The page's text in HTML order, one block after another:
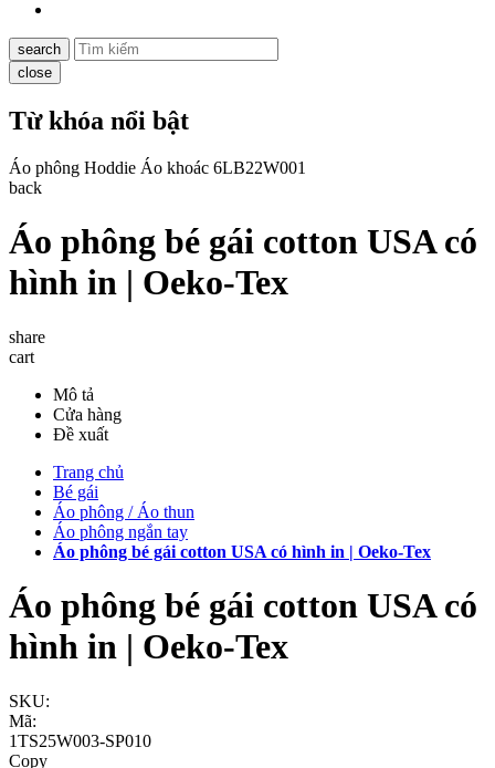
search
close
Từ khóa nổi bật
Áo phông Hoddie Áo khoác 6LB22W001
back
Áo phông bé gái cotton USA có
hình in | Oeko-Tex
share
cart
Mô tả
Cửa hàng
Đề xuất
Trang chủ
Bé gái
Áo phông / Áo thun
Áo phông ngắn tay
Áo phông bé gái cotton USA có hình in | Oeko-Tex
Áo phông bé gái cotton USA có
hình in | Oeko-Tex
SKU:
Mã:
1TS25W003-SP010
Copy